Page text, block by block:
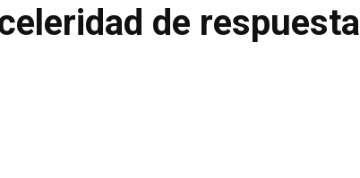
de respuesta